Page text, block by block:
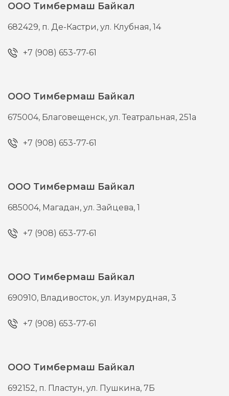
ООО Тимбермаш Байкал
682429, п. Де-Кастри,ул. Клубная, 14
+7 (908) 653-77-61
ООО Тимбермаш Байкал
675004, Благовещенск,ул. Театральная, 251а
+7 (908) 653-77-61
ООО Тимбермаш Байкал
685004, Магадан,ул. Зайцева, 1
+7 (908) 653-77-61
ООО Тимбермаш Байкал
690910, Владивосток,ул. Изумрудная, 3
+7 (908) 653-77-61
ООО Тимбермаш Байкал
692152, п. Пластун,ул. Пушкина, 7Б